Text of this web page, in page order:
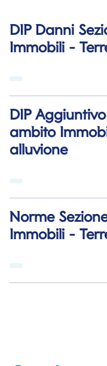
DIP Danni
Immobili -
DIP
ambito
alluvione
Norme
Immobili -